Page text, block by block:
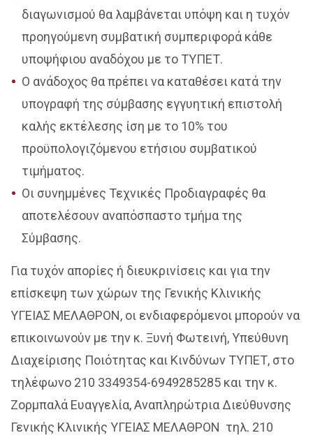
διαγωνισμού θα λαμβάνεται υπόψη και η τυχόν
προηγούμενη συμβατική συμπεριφορά κάθε
υποψήφιου αναδόχου με το ΤΥΠΕΤ.
Ο ανάδοχος θα πρέπει να καταθέσει κατά την
υπογραφή της σύμβασης εγγυητική επιστολή
καλής εκτέλεσης ίση με το 10% του
προϋπολογιζόμενου ετήσιου συμβατικού
τιμήματος.
Οι συνημμένες Τεχνικές Προδιαγραφές θα
αποτελέσουν αναπόσπαστο τμήμα της
Σύμβασης.
Για τυχόν απορίες ή διευκρινίσεις και για την
επίσκεψη των χώρων της Γενικής Κλινικής
ΥΓΕΙΑΣ ΜΕΛΑΘΡΟΝ, οι ενδιαφερόμενοι μπορούν να
επικοινωνούν με την κ. Ξυνή Φωτεινή, Υπεύθυνη
Διαχείρισης Ποιότητας και Κινδύνων ΤΥΠΕΤ, στο
τηλέφωνο 210 3349354-6949285285 και την κ.
Ζορμπαλά Ευαγγελία, Αναπληρώτρια Διεύθυνσης
Γενικής Κλινικής ΥΓΕΙΑΣ ΜΕΛΑΘΡΟΝ τηλ. 210